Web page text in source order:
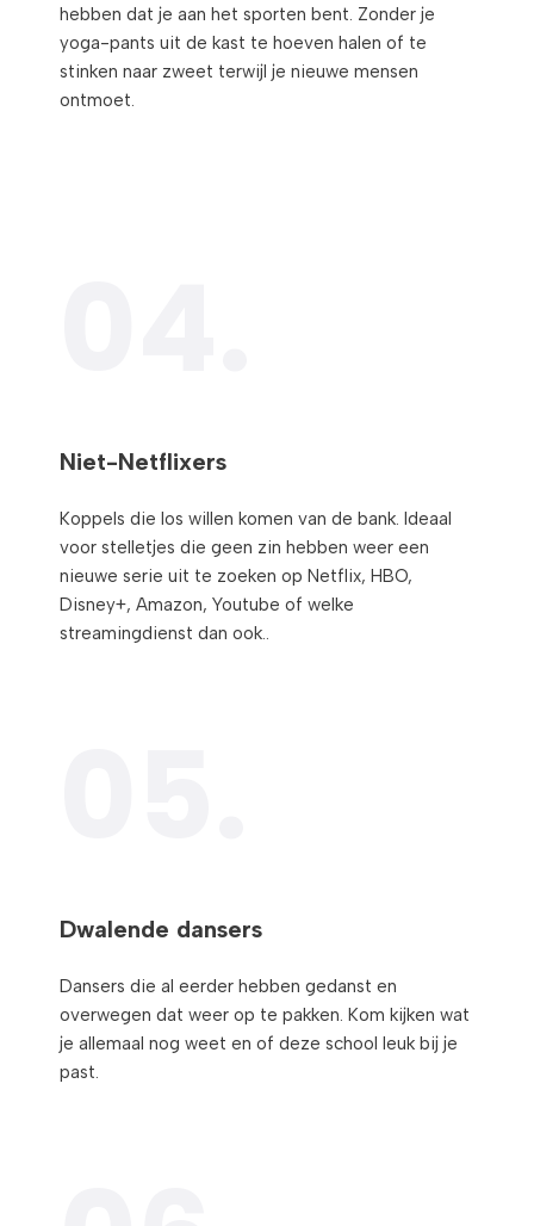
hebben dat je aan het sporten bent. Zonder je
yoga-pants uit de kast te hoeven halen of te
stinken naar zweet terwijl je nieuwe mensen
ontmoet.
Niet-Netflixers​​
Koppels die los willen komen van de bank. Ideaal
voor stelletjes die geen zin hebben weer een
nieuwe serie uit te zoeken op Netflix, HBO,
Disney+, Amazon, Youtube of welke
streamingdienst dan ook..
Dwalende dansers​
Dansers die al eerder hebben gedanst en
overwegen dat weer op te pakken. Kom kijken wat
je allemaal nog weet en of deze school leuk bij je
past.